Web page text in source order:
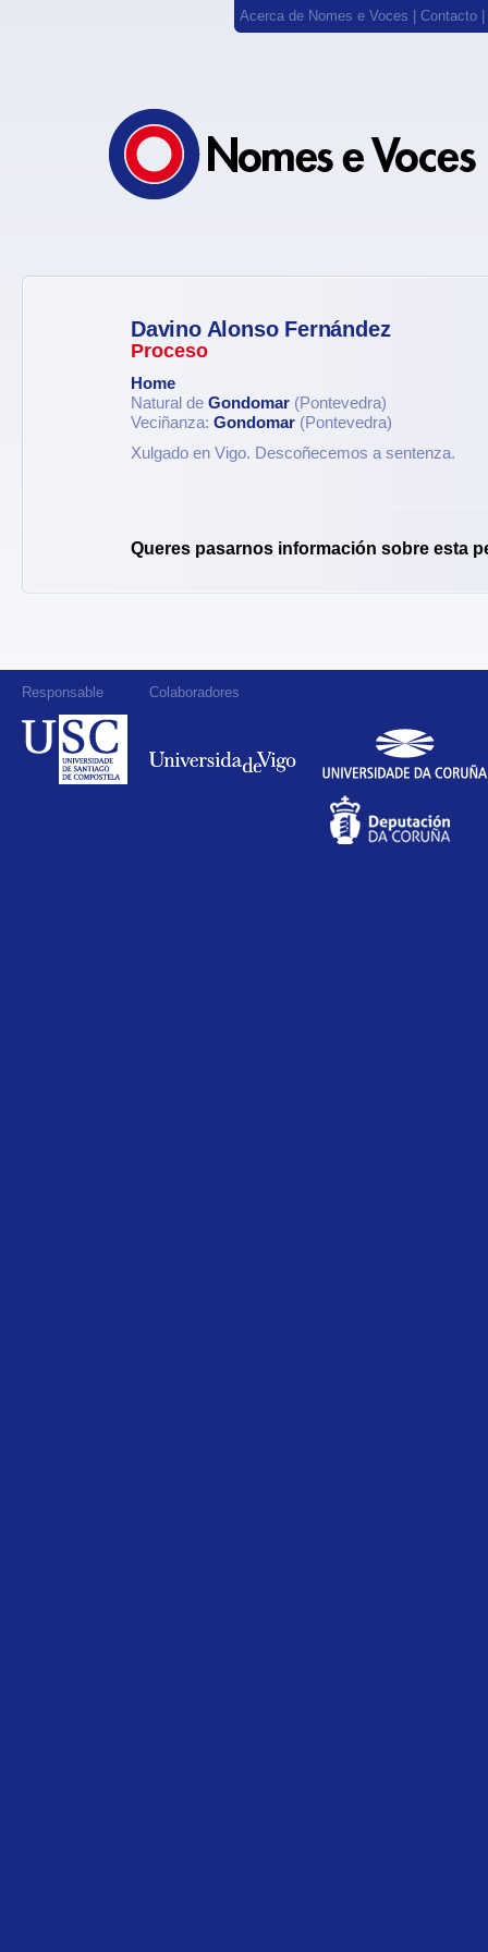
Acerca de Nomes e Voces Contacto
Davino Alonso Fernández
Proceso
Home
Natural de Gondomar (Pontevedra)
Veciñanza: Gondomar (Pontevedra)
Xulgado en Vigo. Descoñecemos a sentenza.
Queres pasarnos información sobre esta
Responsable Colaboradores